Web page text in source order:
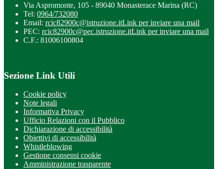
Via Aspromonte, 105 - 89040 Monasterace Marina (RC)
Tel: 0964/732080
Email: rcic82900c@istruzione.itLink per inviare una mail
PEC: rcic82900c@pec.istruzione.itLink per inviare una mail
C.F.: 81006100804
Sezione Link Utili
Cookie policy
Note legali
Informativa Privacy
Ufficio Relazioni con il Pubblico
Dichiarazione di accessibilità
Obiettivi di accessibilità
Whistleblowing
Gestione consensi cookie
Amministrazione trasparente